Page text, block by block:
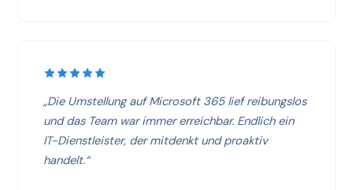
„Die Umstellung auf Microsoft 365 lief reibungslos
und das Team war immer erreichbar. Endlich ein
IT-Dienstleister, der mitdenkt und proaktiv
handelt.“